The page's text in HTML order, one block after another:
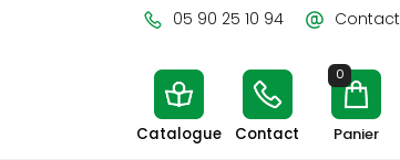
05 90 25 10 94 Contact
Catalogue Contact
0
Panier